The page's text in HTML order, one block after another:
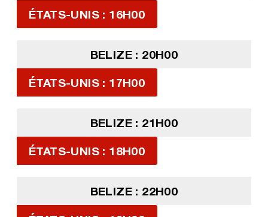
ÉTATS-UNIS : 16H00
BELIZE : 20H00
ÉTATS-UNIS : 17H00
BELIZE : 21H00
ÉTATS-UNIS : 18H00
BELIZE : 22H00